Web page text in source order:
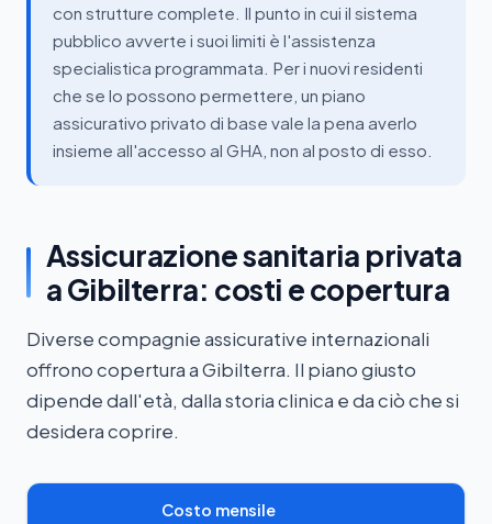
con strutture complete. Il punto in cui il sistema
pubblico avverte i suoi limiti è l'assistenza
specialistica programmata. Per i nuovi residenti
che se lo possono permettere, un piano
assicurativo privato di base vale la pena averlo
insieme all'accesso al GHA, non al posto di esso.
Assicurazione sanitaria privata
a Gibilterra: costi e copertura
Diverse compagnie assicurative internazionali
offrono copertura a Gibilterra. Il piano giusto
dipende dall'età, dalla storia clinica e da ciò che si
desidera coprire.
Costo mensile